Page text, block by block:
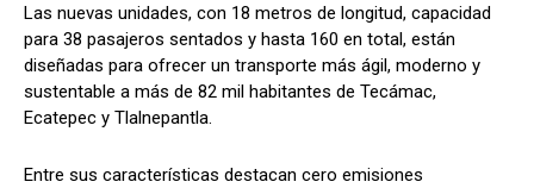
Las nuevas unidades, con 18 metros de longitud, capacidad
para 38 pasajeros sentados y hasta 160 en total, están
diseñadas para ofrecer un transporte más ágil, moderno y
sustentable a más de 82 mil habitantes de Tecámac,
Ecatepec y Tlalnepantla.
Entre sus características destacan cero emisiones